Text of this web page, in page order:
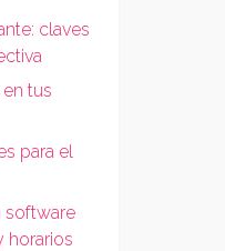
claves
tus
para el
software
horarios